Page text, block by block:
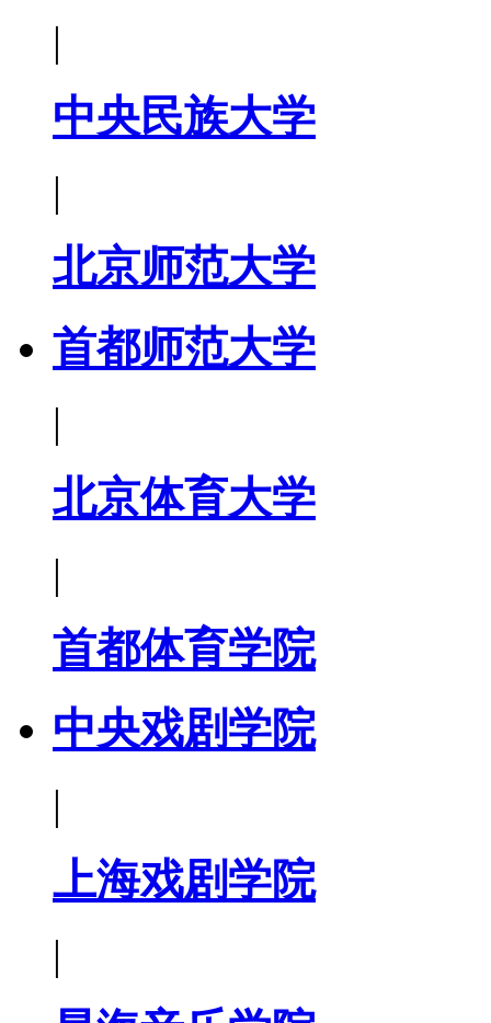
|
中央民族大学
|
北京师范大学
首都师范大学
|
北京体育大学
|
首都体育学院
中央戏剧学院
|
上海戏剧学院
|